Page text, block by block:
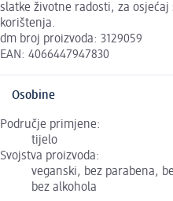
slatke životne radosti, za
korištenja.
dm broj proizvoda: 3129059
EAN: 4066447947830
Osobine
Područje primjene:
tijelo
Svojstva proizvoda:
veganski, bez parabena,
bez alkohola